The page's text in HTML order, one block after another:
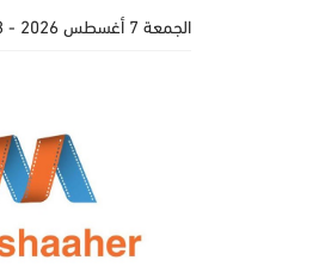
الجمعة 7 أغسطس 2026 - 23 صفر 1448